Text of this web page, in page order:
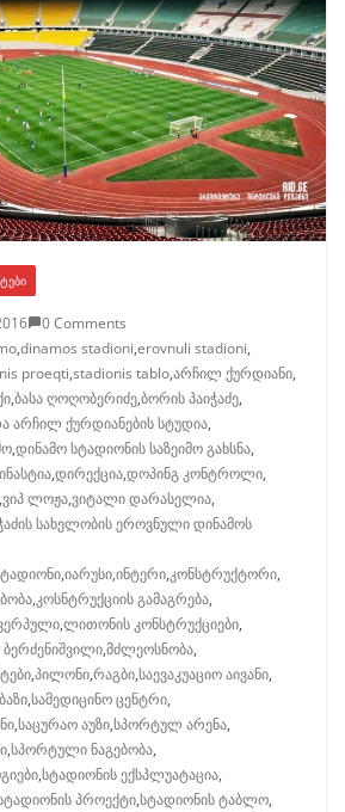
0 Comments
,dinamos stadioni,erovnuli stadioni,
proeqti,stadionis tablo,არჩილ ქურდიანი,
,ბასა ღოღობერიძე,ბორის პაიჭაძე,
არჩილ ქურდიანების სტუდია,
,დინამო სტადიონის საზეიმო გახსნა,
,დირექცია,დოპინგ კონტროლი,
,ვიპ ლოჟა,ვიტალი დარასელია,
სახელობის ეროვნული დინამოს
,იარუსი,ინტერი,კონსტრუქტორი,
,კოსნტრუქციის გამაგრება,
,ლითონის კონსტრუქციები,
,მძლეოსნობა,
,პილონი,რაგბი,საევაკუაციო აივანი,
,სამედიცინო ცენტრი,
,საცურაო აუზი,სპორტულ არენა,
,სპორტული ნაგებობა,
,სტადიონის ექსპლუატაცია,
პროექტი,სტადიონის ტაბლო,